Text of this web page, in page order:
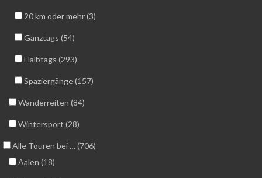
20 km oder mehr (3)
Ganztags (54)
Halbtags (293)
Spaziergänge (157)
Wanderreiten (84)
Wintersport (28)
Alle Touren bei … (706)
Aalen (18)